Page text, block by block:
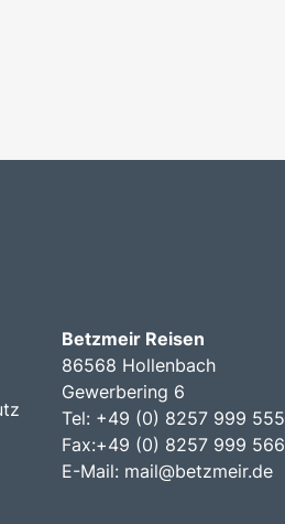
Betzmeir Reisen
86568 Hollenbach
Gewerbering 6
Tel: +49 (0) 8257 999 555
Fax:+49 (0) 8257 999 566
E-Mail:mail@betzmeir.de